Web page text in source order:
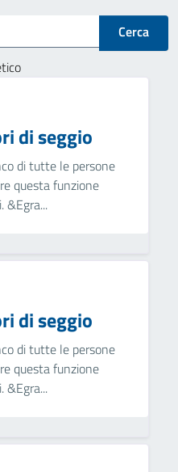
Cerca
di seggio
di tutte le persone
questa funzione
&Egra...
di seggio
di tutte le persone
questa funzione
&Egra...